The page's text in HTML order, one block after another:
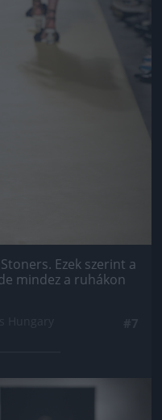
Ezek szerint a
mindez a ruhákon